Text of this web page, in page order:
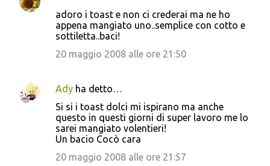
adoro i toast e non ci crederai ma ne ho
appena mangiato uno..semplice con cotto e
sottiletta..baci!
20 maggio 2008 alle ore 21:50
Ady ha detto…
Si si i toast dolci mi ispirano ma anche
questo in questi giorni di super lavoro me lo
sarei mangiato volentieri!
Un bacio Cocò cara
20 maggio 2008 alle ore 21:57